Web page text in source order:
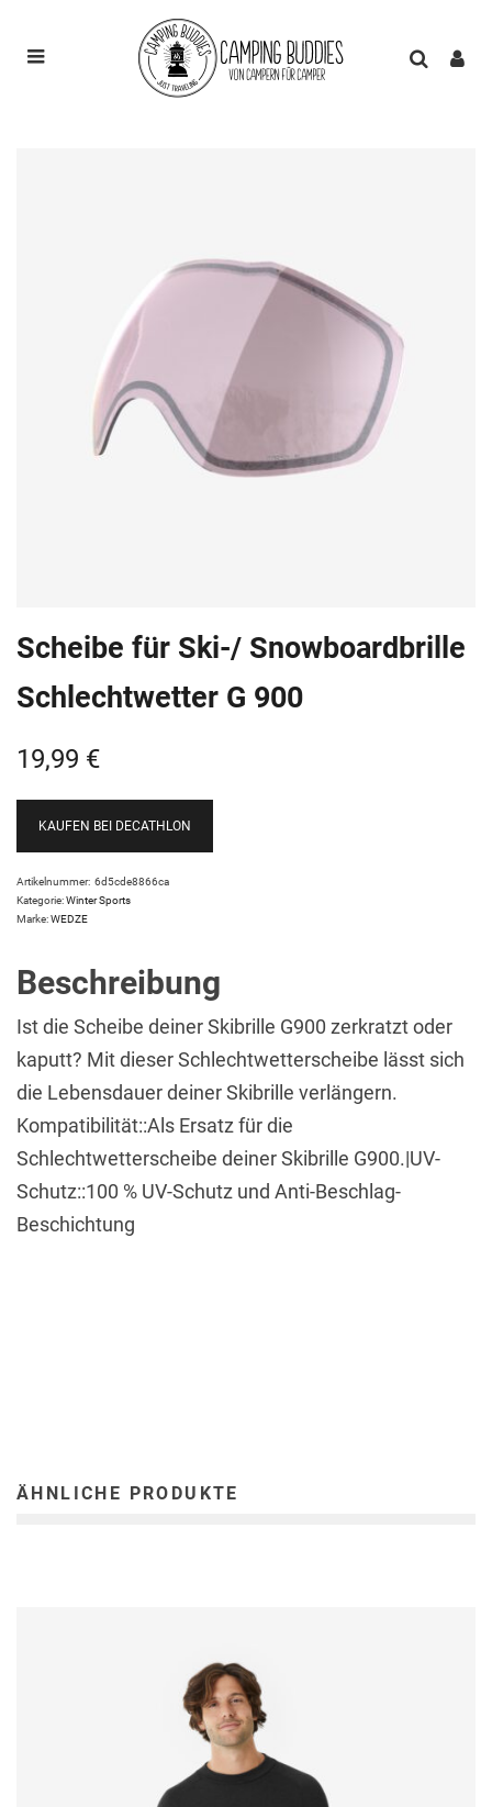
Scheibe für Ski-/ Snowboardbrille
Schlechtwetter G 900
19,99 €
KAUFEN BEI DECATHLON
Artikelnummer: 6d5cde8866ca
Kategorie:Winter Sports
Marke:WEDZE
Beschreibung
Ist die Scheibe deiner Skibrille G900 zerkratzt oder
kaputt? Mit dieser Schlechtwetterscheibe lässt sich
die Lebensdauer deiner Skibrille verlängern.
Kompatibilität::Als Ersatz für die
Schlechtwetterscheibe deiner Skibrille G900.|UV-
Schutz::100 % UV-Schutz und Anti-Beschlag-
Beschichtung
ÄHNLICHE PRODUKTE